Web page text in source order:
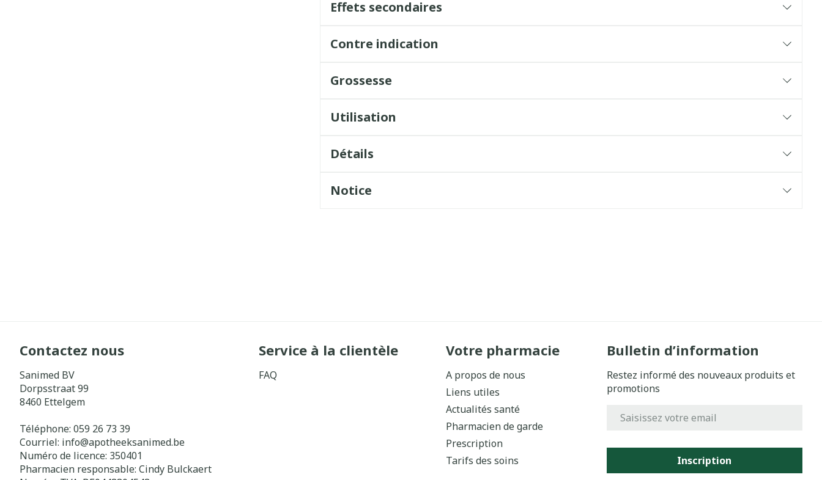
Effets secondaires
Contre indication
Grossesse
Utilisation
Détails
Notice
Contactez nous
Sanimed BV
Dorpsstraat 99
8460 Ettelgem
Téléphone: 059 26 73 39
Courriel: info@apotheeksanimed.be
Numéro de licence: 350401
Pharmacien responsable: Cindy Bulckaert
Service à la clientèle
FAQ
Votre pharmacie
A propos de nous
Liens utiles
Actualités santé
Pharmacien de garde
Prescription
Tarifs des soins
Bulletin d’information
Restez informé des nouveaux produits et
promotions
Inscription